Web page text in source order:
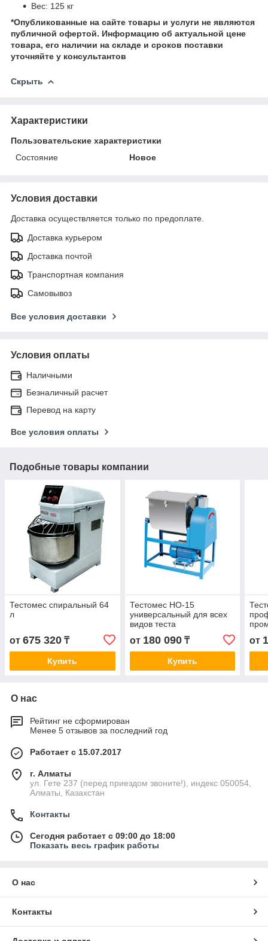
Вес: 125 кг
*Опубликованные на сайте товары и услуги не являются
публичной офертой. Информацию об актуальной цене
товара, его наличии на складе и сроков поставки
уточняйте у консультантов
Скрыть
Характеристики
Пользовательские характеристики
Состояние
Новое
Условия доставки
Доставка осуществляется только по предоплате.
Доставка курьером
Доставка почтой
Транспортная компания
Самовывоз
Все условия доставки
Условия оплаты
Наличными
Безналичный расчет
Перевод на карту
Все условия оплаты
Подобные товары компании
Тестомес спиральный 64
л
от 675 320 ₸
Купить
Тестомес НО-15
универсальный для всех
видов теста
от 180 090₸
Купить
от
О нас
Рейтинг не сформирован
Менее 5 отзывов за последний год
Работает с 15.07.2017
г. Алматы
ул. Гете 237 (перед приездом звоните!), индекс 050054,
Алматы, Казахстан
Контакты
Сегодня работает с 09:00 до 18:00
Показать весь график работы
О нас
Контакты